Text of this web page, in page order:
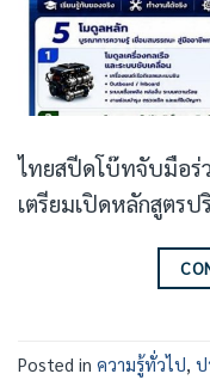
ไทยสปีดโบ๊ทจับมือร่
เตรียมเปิดหลักสูตร
Posted in ความรู้ทั่วไป, ป